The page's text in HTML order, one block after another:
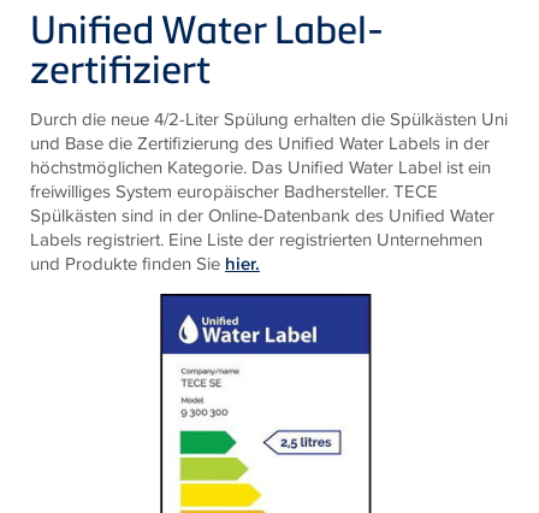
Unified Water Label-
zertifiziert
Durch die neue 4/2-Liter Spülung erhalten die Spülkästen Uni
und Base die Zertifizierung des Unified Water Labels in der
höchstmöglichen Kategorie. Das Unified Water Label ist ein
freiwilliges System europäischer Badhersteller.TECE
Spülkästen sind in der Online-Datenbank des Unified Water
Labels registriert. Eine Liste der registrierten Unternehmen
und Produkte finden Sie hier.